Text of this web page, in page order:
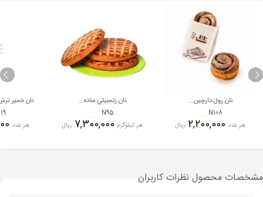
نان رول دارچین...
N108
هر عدد ریال
نان زنجبيلي ساده...
N95
هر کیلوگرم ریال
نان خمیر
هر عدد
مشخصات محصولنظرات کاربران